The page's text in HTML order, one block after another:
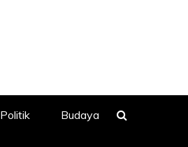
Politik Budaya